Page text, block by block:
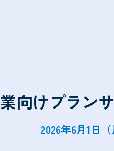
向けプラン
2026年6月1日